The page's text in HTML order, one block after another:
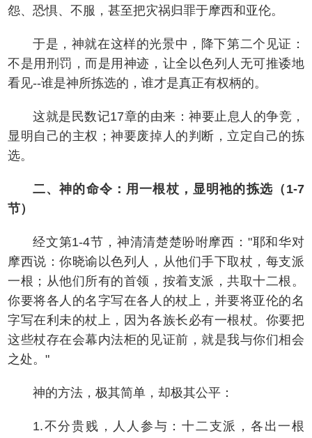
怨、恐惧、不服，甚至把灾祸归罪于摩西和亚伦。
于是，神就在这样的光景中，降下第二个见证：
不是用刑罚，而是用神迹，让全以色列人无可推诿地
看见--谁是神所拣选的，谁才是真正有权柄的。
这就是民数记17章的由来：神要止息人的争竞，
显明自己的主权；神要废掉人的判断，立定自己的拣
选。
二、神的命令：用一根杖，显明祂的拣选（1-7
节）
经文第1-4节，神清清楚楚吩咐摩西："耶和华对
摩西说：你晓谕以色列人，从他们手下取杖，每支派
一根；从他们所有的首领，按着支派，共取十二根。
你要将各人的名字写在各人的杖上，并要将亚伦的名
字写在利未的杖上，因为各族长必有一根杖。你要把
这些杖存在会幕内法柜的见证前，就是我与你们相会
之处。"
神的方法，极其简单，却极其公平：
1.不分贵贱，人人参与：十二支派，各出一根